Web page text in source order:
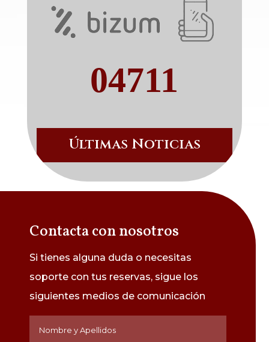
04711
Últimas Noticias
Contacta con nosotros
Si tienes alguna duda o necesitas
soporte con tus reservas, sigue los
siguientes medios decomunicación